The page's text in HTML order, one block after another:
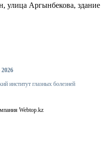
улица Аргынбекова, здание
2026
институт глазных болезней
Webtop.kz